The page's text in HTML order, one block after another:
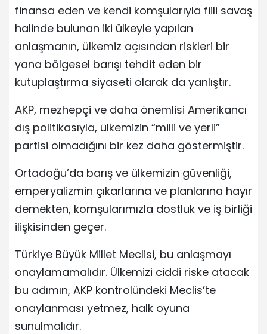
finansa eden ve kendi komşularıyla fiili savaş
halinde bulunan iki ülkeyle yapılan
anlaşmanın, ülkemiz açısından riskleri bir
yana bölgesel barışı tehdit eden bir
kutuplaştırma siyaseti olarak da yanlıştır.
AKP, mezhepçi ve daha önemlisi Amerikancı
dış politikasıyla, ülkemizin “milli ve yerli”
partisi olmadığını bir kez daha göstermiştir.
Ortadoğu’da barış ve ülkemizin güvenliği,
emperyalizmin çıkarlarına ve planlarına hayır
demekten, komşularımızla dostluk ve iş birliği
ilişkisinden geçer.
Türkiye Büyük Millet Meclisi, bu anlaşmayı
onaylamamalıdır. Ülkemizi ciddi riske atacak
bu adımın, AKP kontrolündeki Meclis’te
onaylanması yetmez, halk oyuna
sunulmalıdır.